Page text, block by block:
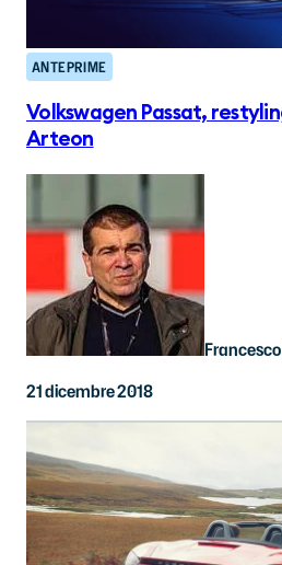
ANTEPRIME
Volkswagen Passat,
Arteon
21 dicembre 2018